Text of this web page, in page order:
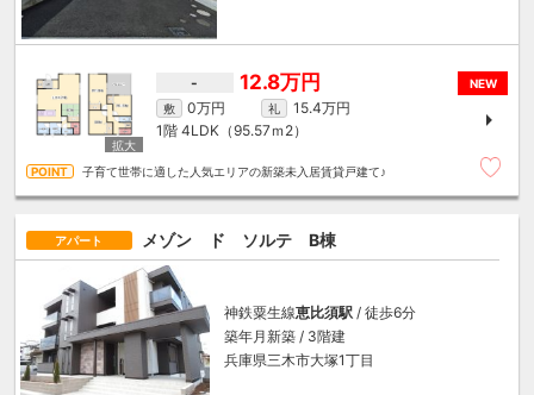
NEW
- 12.8万円
敷 0万円 礼
15.4万円
1階 4LDK（95.57ｍ 2）
子育て世帯に適した人気エリアの新築未入居賃貸戸建て♪
アパート メゾン ド ソルテ B棟
神鉄粟生線恵比須駅 / 徒歩6分
築年月新築 / 3階建
兵庫県三木市大塚1丁目